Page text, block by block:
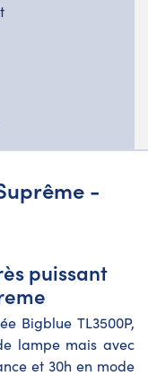
-
puissant
Bigblue TL3500P,
lampe mais avec
et 30h en mode